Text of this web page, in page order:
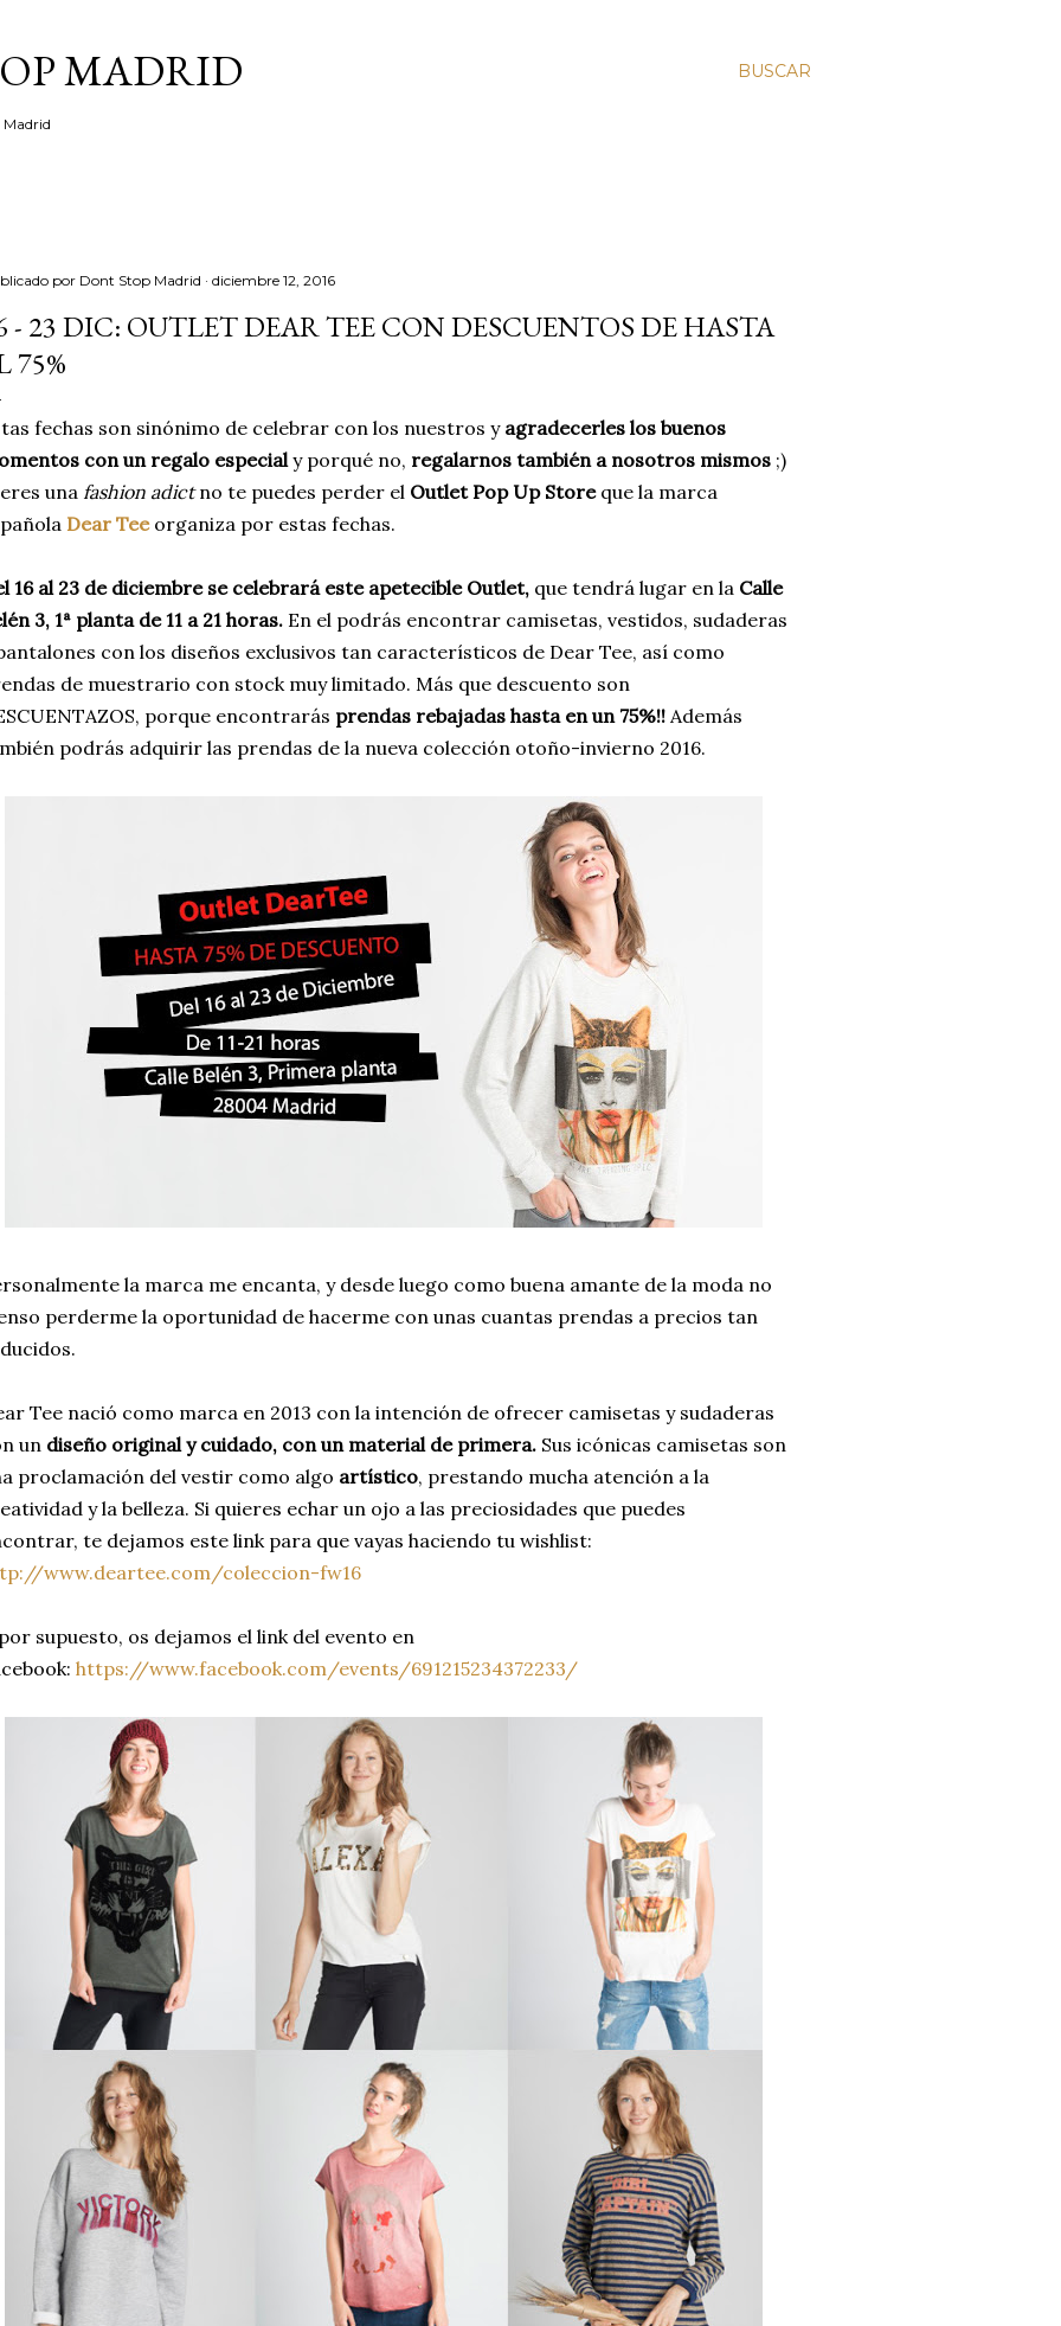
BUSCAR
MADRID
Madrid
por Dont Stop Madrid diciembre 12, 2016
- 23 DIC: OUTLET DEAR TEE CON DESCUENTOS DE HASTA
75%
fechas son sinónimo de celebrar con los nuestros y agradecerles los buenos
con un regalo especialy porqué no, regalarnos también a nosotros mismos ;)
una fashion adictno te puedes perder el Outlet Pop Up Storeque la marca
Dear Teeorganiza por estas fechas.
16 al 23 de diciembre se celebrará este apetecible Outlet, que tendrá lugar en la Calle
3, 1ª planta de 11 a 21 horas. En el podrás encontrar camisetas, vestidos, sudaderas
con los diseños exclusivos tan característicos de Dear Tee, así como
de muestrario con stock muy limitado. Más que descuento son
porque encontrarás prendas rebajadas hasta en un 75%!! Además
podrás adquirir las prendas de la nueva colección otoño-invierno 2016.
la marca me encanta, y desde luego como buena amante de la moda no
perderme la oportunidad de hacerme con unas cuantas prendas a precios tan
Tee nació como marca en 2013 con la intención de ofrecer camisetas y sudaderas
un diseño original y cuidado, con un material de primera. Sus icónicas camisetas son
proclamación del vestir como algo artístico, prestando mucha atención a la
y la belleza. Si quieres echar un ojo a las preciosidades que puedes
te dejamos este link para que vayas haciendo tu wishlist:
www.deartee.com/coleccion-fw16
supuesto, os dejamos el link del evento en
https://www.facebook.com/events/691215234372233/